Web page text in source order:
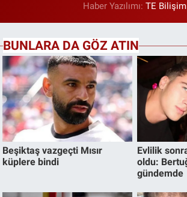
Haber Yazılımı: TE Bilişim